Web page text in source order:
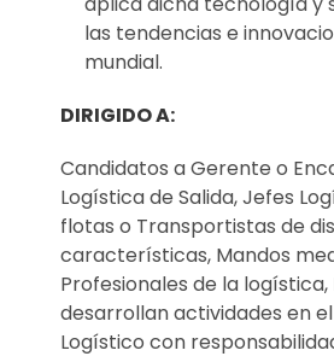
las tendencias e
mundial.
DIRIGIDO A:
Candidatos a Gerente o
Logística de Salida, Jefes
flotas o Transportistas de
características, Mandos
Profesionales de la logística,
desarrollan actividades en
Logístico con